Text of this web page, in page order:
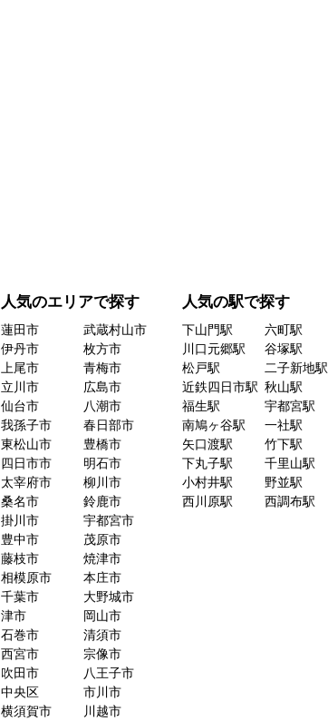
人気のエリアで探す
蓮田市
武蔵村山市
伊丹市
枚方市
上尾市
青梅市
立川市
広島市
仙台市
八潮市
我孫子市
春日部市
東松山市
豊橋市
四日市市
明石市
太宰府市
柳川市
桑名市
鈴鹿市
掛川市
宇都宮市
豊中市
茂原市
藤枝市
焼津市
相模原市
本庄市
千葉市
大野城市
津市
岡山市
石巻市
清須市
西宮市
宗像市
吹田市
八王子市
中央区
市川市
横須賀市
川越市
人気の駅で探す
下山門駅
六町駅
川口元郷駅
谷塚駅
松戸駅
二子新地駅
近鉄四日市駅 秋山駅
福生駅
宇都宮駅
南鳩ヶ谷駅
一社駅
矢口渡駅
竹下駅
下丸子駅
千里山駅
小村井駅
野並駅
西川原駅
西調布駅